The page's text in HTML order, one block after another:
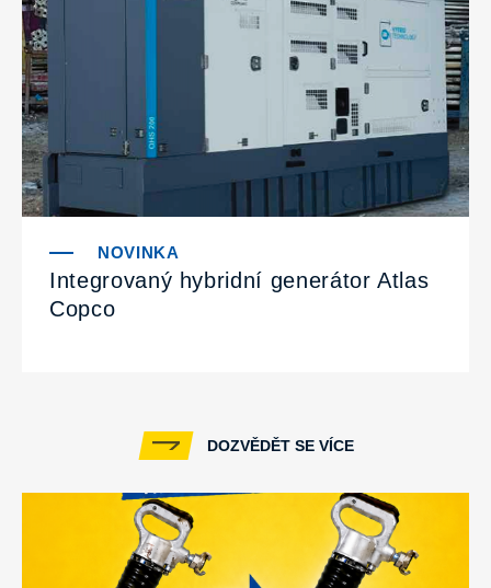
Integrovaný hybridní generátor Atlas
Copco
DOZVĚDĚT SE VÍCE